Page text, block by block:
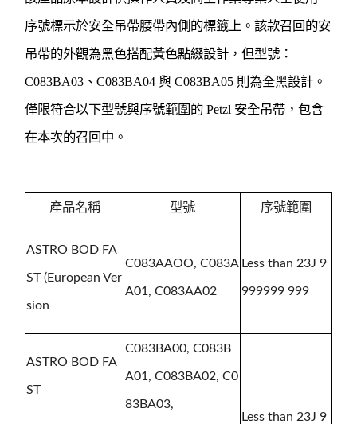
序號標示於安全吊帶腰帶內側的標籤上。該款召回的安
吊帶的外觀為黑色搭配黃色點綴設計，但型號：
C083BA03、 C083BA04 與C083BA05 則為全黑設計。
僅限符合以下型號與序號範圍的Petzl 安全吊帶，包含
在本次的召回中。
產品名稱 型號 序號範圍
ASTRO BOD FA
ST (European Ver
sion
C083AAOO, C083A
A01, C083AA02
Less than 23J 9
999999 999
ASTRO BOD FA
ST
C083BA00, C083B
A01, C083BA02, C0
83BA03,
Less than 23J 9